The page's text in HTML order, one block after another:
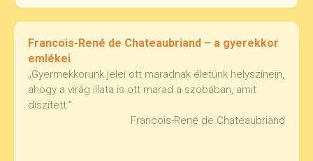
Francois-René de Chateaubriand – a gyerekkor
emlékei
„Gyermekkorunk jelei ott maradnak életünk helyszínein,
ahogy a virág illata is ott marad a szobában, amit
díszített.”
Francois-René de Chateaubriand